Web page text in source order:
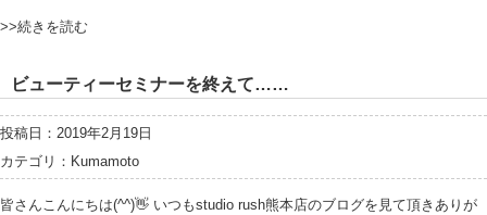
>>続きを読む
ビューティーセミナーを終えて……
投稿日：2019年2月19日
カテゴリ： Kumamoto
皆さんこんにちは(^^)👋 いつもstudio rush熊本店のブログを見て頂きありが